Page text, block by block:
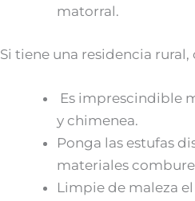
matorral.
Si tiene una residencia
Es imprescindible
y chimenea.
Ponga las estufas
materiales
Limpie de maleza